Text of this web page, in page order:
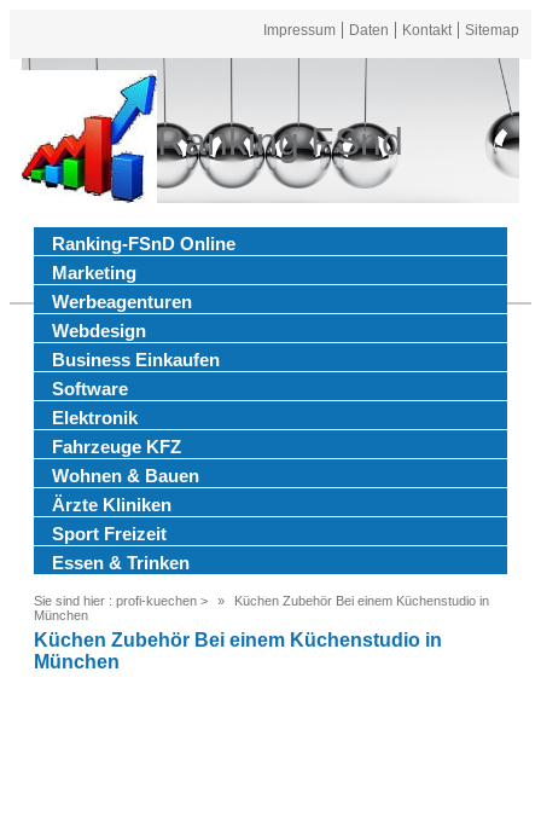
Impressum Daten Kontakt Sitemap
Ranking FSnd
Ranking-FSnD Online
Marketing
Werbeagenturen
Webdesign
Business Einkaufen
Software
Elektronik
Fahrzeuge KFZ
Wohnen & Bauen
Ärzte Kliniken
Sport Freizeit
Essen & Trinken
Sie sind hier : profi-kuechen >
Küchen Zubehör Bei einem Küchenstudio in
München
Küchen Zubehör Bei einem Küchenstudio in
München